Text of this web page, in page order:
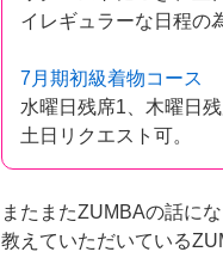
イレギュラーな日程の
7月期初級着物コース
水曜日残席1、木曜日残
土日リクエスト可。
またまたZUMBAの話に
教えていただいている